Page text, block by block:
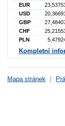
EUR
USD
20,36691
GBP
CHF
PLN
Kompletní
Mapa stránek